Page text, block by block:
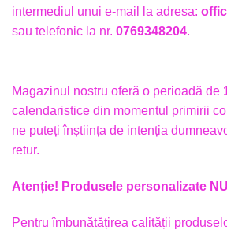
intermediul unui e-mail la adresa:
sau telefonic la nr. 0769348204.
Magazinul nostru oferă o perioadă de
calendaristice din momentul primirii
ne puteți înștiința de intenția
retur.
Atenție! Produsele personalizate
Pentru îmbunătățirea calității